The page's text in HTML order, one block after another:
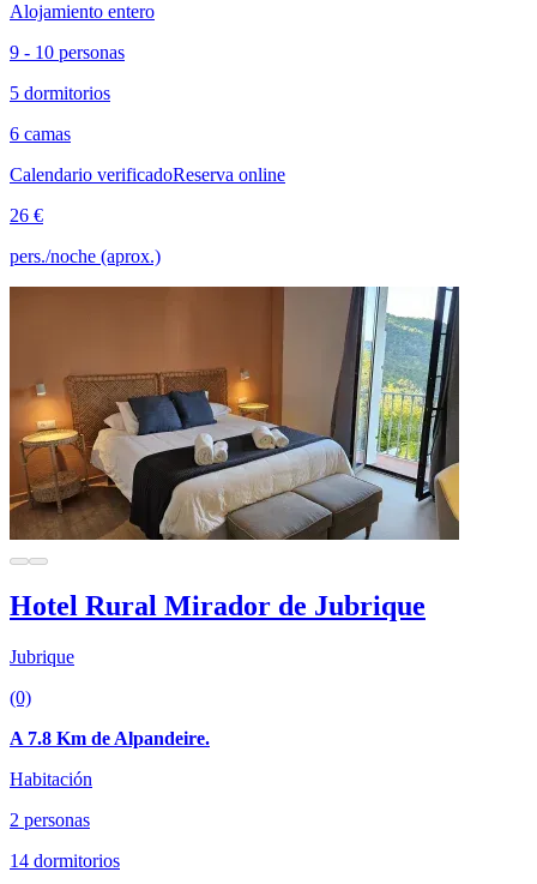
Alojamiento entero
9 - 10 personas
5 dormitorios
6 camas
Calendario verificadoReserva online
26 €
pers./noche (aprox.)
Hotel Rural Mirador de Jubrique
Jubrique
(0)
A 7.8 Km de Alpandeire.
Habitación
2 personas
14 dormitorios